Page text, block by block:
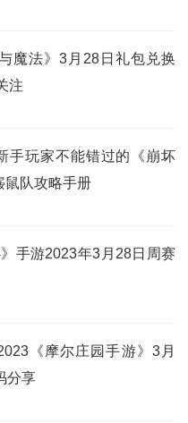
魔法》3月28日礼包兑换
注
手玩家不能错过的《崩坏
鼠队攻略手册
》手游2023年3月28日周赛
《摩尔庄园手游》3月
分享